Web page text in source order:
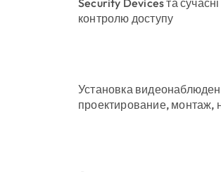
контролю доступу
Установка
проектирование, монтаж,